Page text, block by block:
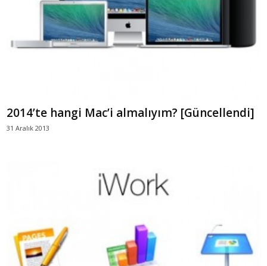
2014’te hangi Mac’i almalıyım? [Güncellendi]
31 Aralık 2013